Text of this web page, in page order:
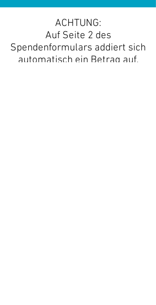
ACHTUNG:
Auf Seite 2 des
Spendenformulars addiert sich
automatisch ein Betrag auf,